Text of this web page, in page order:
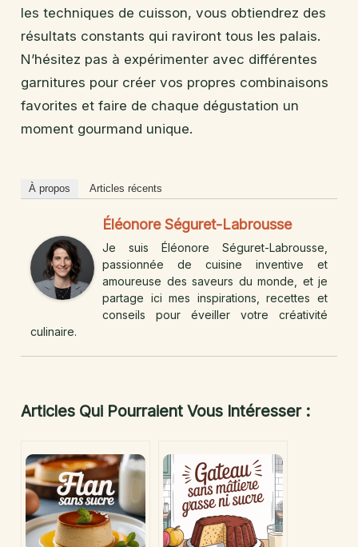
les techniques de cuisson, vous obtiendrez des
résultats constants qui raviront tous les palais.
N’hésitez pas à expérimenter avec différentes
garnitures pour créer vos propres combinaisons
favorites et faire de chaque dégustation un
moment gourmand unique.
À propos Articles récents
Éléonore Séguret-Labrousse
Je suis Éléonore Séguret-Labrousse,
passionnée de cuisine inventive et
amoureuse des saveurs du monde, et je
partage ici mes inspirations, recettes et
conseils pour éveiller votre créativité
culinaire.
Articles Qui Pourraient Vous Intéresser :